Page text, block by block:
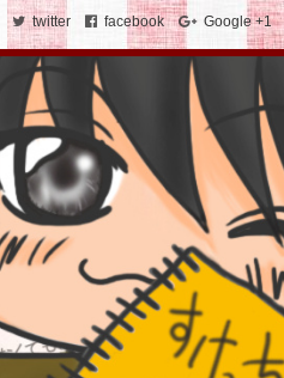
twitter facebook Google +1